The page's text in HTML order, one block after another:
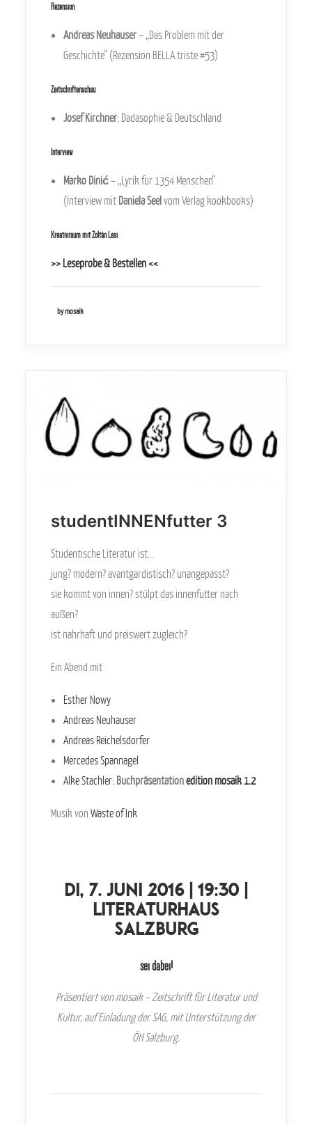
Rezension
Andreas Neuhauser– „Das Problem mit der
Geschichte“ (Rezension BELLA triste #53)
Zeitschriftenschau
Josef Kirchner: Dadasophie & Deutschland
Interview
Marko Dinić– „Lyrik für 1354 Menschen“
(Interview mit Daniela Seel vom Verlag kookbooks)
Kreativraum mit Zoltán Lesi
>> Leseprobe & Bestellen <<
by mosaik
studentINNENfutter 3
Studentische Literatur ist…
jung? modern? avantgardistisch? unangepasst?
sie kommt von innen? stülpt das innenfutter nach
außen?
ist nahrhaft und preiswert zugleich?
Ein Abend mit
Esther Nowy
Andreas Neuhauser
Andreas Reichelsdorfer
Mercedes Spannagel
Alke Stachler: Buchpräsentationedition mosaik 1.2
Musik von Waste of Ink
Di, 7. Juni 2016 | 19:30 |
Literaturhaus
Salzburg
sei dabei!
Präsentiert von mosaik – Zeitschrift für Literatur und
Kultur, auf Einladung der SAG, mit Unterstützung der
ÖH Salzburg.